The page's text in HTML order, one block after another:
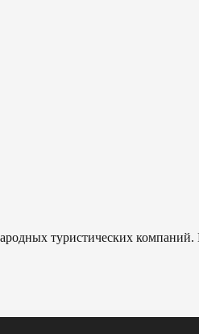
туристических